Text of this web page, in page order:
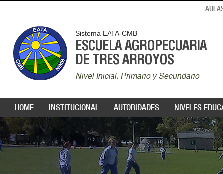
Sistema EATA-CMB
ESCUELA AGROPECUARIA
DE TRES ARROYOS
Nivel Inicial, Primario y Secundario
HOME INSTITUCIONAL AUTORIDADES NIVELES